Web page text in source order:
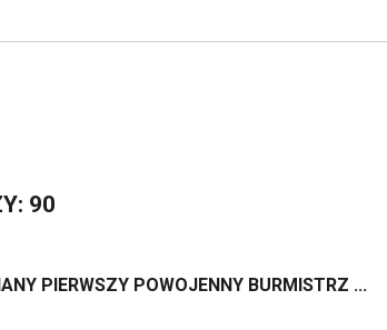
: 90
PIERWSZY POWOJENNY BURMISTRZ ...